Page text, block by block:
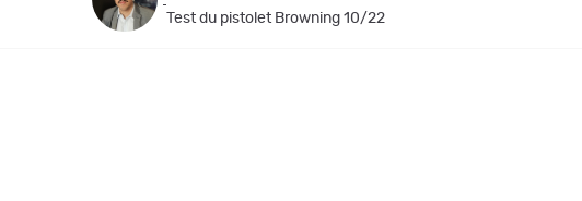
Test du pistolet Browning 10/22